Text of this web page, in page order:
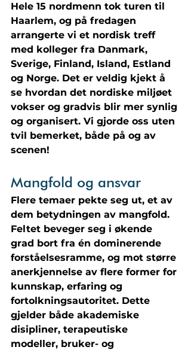
Hele 15 nordmenn tok turen til
Haarlem, og på fredagen
arrangerte vi et nordisk treff
med kolleger fra Danmark,
Sverige, Finland, Island, Estland
og Norge. Det er veldig kjekt å
se hvordan det nordiske miljøet
vokser og gradvis blir mer synlig
og organisert. Vi gjorde oss uten
tvil bemerket, både på og av
scenen!
Mangfold og ansvar
Flere temaer pekte seg ut, et av
dem betydningen av mangfold.
Feltet beveger seg i økende
grad bort fra én dominerende
forståelsesramme, og mot større
anerkjennelse av flere former for
kunnskap, erfaring og
fortolkningsautoritet. Dette
gjelder både akademiske
disipliner, terapeutiske
modeller, bruker- og